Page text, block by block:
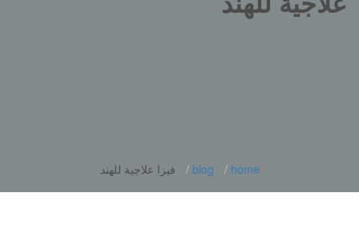
home
blog فيزا علاجية للهند